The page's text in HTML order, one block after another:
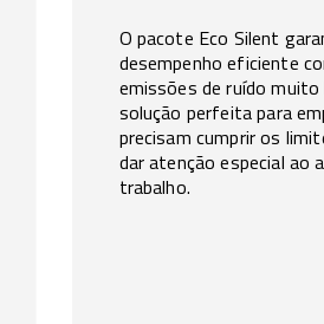
O pacote Eco Silent
desempenho eficiente
emissões de ruído muito
solução perfeita para
precisam cumprir os
dar atenção especial ao
trabalho.